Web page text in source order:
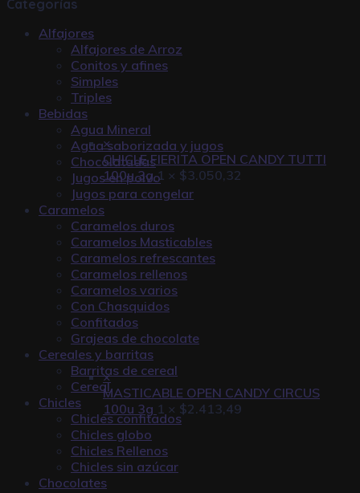
×
CHICLE FIERITA OPEN CANDY TUTTI
100u 3g1 × $3.050,32
×
MASTICABLE OPEN CANDY CIRCUS
100u 3g 1 × $2.413,49
Categorías
Alfajores
Alfajores de Arroz
Conitos y afines
Simples
Triples
Bebidas
Agua Mineral
Agua saborizada y jugos
Chocolatadas
Jugos en polvo
Jugos para congelar
Caramelos
Caramelos duros
Caramelos Masticables
Caramelos refrescantes
Caramelos rellenos
Caramelos varios
Con Chasquidos
Confitados
Grajeas de chocolate
Cereales y barritas
Barritas de cereal
Cereal
Chicles
Chicles confitados
Chicles globo
Chicles Rellenos
Chicles sin azúcar
Chocolates